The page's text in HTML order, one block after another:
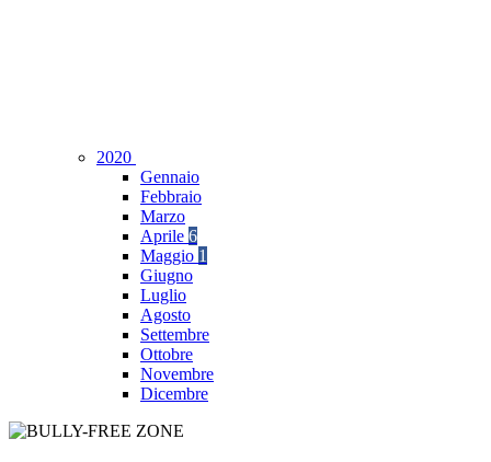
2020
Gennaio
Febbraio
Marzo
Aprile 6
Maggio 1
Giugno
Luglio
Agosto
Settembre
Ottobre
Novembre
Dicembre